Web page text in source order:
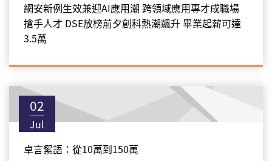
網安新例生效兼迎AI應用潮 跨領域應用專才成職場
搶手人才 DSE放榜前夕創科熱潮飊升 畢業起薪可達
3.5萬
02
Jul
卓言絮語：從10萬到150萬